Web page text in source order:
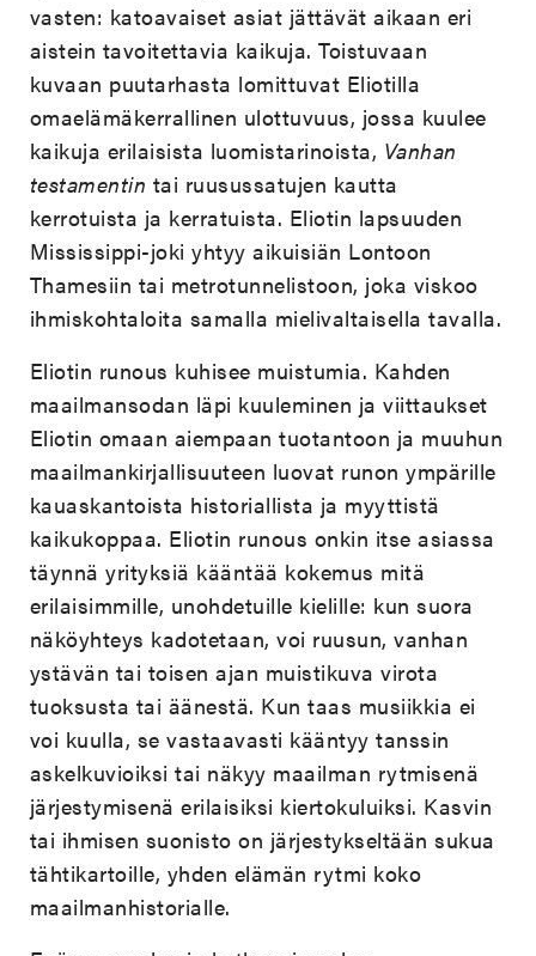
vasten: katoavaiset asiat jättävät aikaan eri
aistein tavoitettavia kaikuja. Toistuvaan
kuvaan puutarhasta lomittuvat Eliotilla
omaelämäkerrallinen ulottuvuus, jossa kuulee
kaikuja erilaisista luomistarinoista, Vanhan
testamentin tai ruusussatujen kautta
kerrotuista ja kerratuista. Eliotin lapsuuden
Mississippi-joki yhtyy aikuisiän Lontoon
Thamesiin tai metrotunnelistoon, joka viskoo
ihmiskohtaloita samalla mielivaltaisella tavalla.
Eliotin runous kuhisee muistumia. Kahden
maailmansodan läpi kuuleminen ja viittaukset
Eliotin omaan aiempaan tuotantoon ja muuhun
maailmankirjallisuuteen luovat runon ympärille
kauaskantoista historiallista ja myyttistä
kaikukoppaa. Eliotin runous onkin itse asiassa
täynnä yrityksiä kääntää kokemus mitä
erilaisimmille, unohdetuille kielille: kun suora
näköyhteys kadotetaan, voi ruusun, vanhan
ystävän tai toisen ajan muistikuva virota
tuoksusta tai äänestä. Kun taas musiikkia ei
voi kuulla, se vastaavasti kääntyy tanssin
askelkuvioiksi tai näkyy maailman rytmisenä
järjestymisenä erilaisiksi kiertokuluiksi. Kasvin
tai ihmisen suonisto on järjestykseltään sukua
tähtikartoille, yhden elämän rytmi koko
maailmanhistorialle.